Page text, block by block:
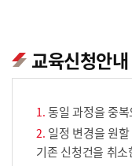
교육신청안내
동일 과정을 중
일정 변경을 원
기존 신청건을 취